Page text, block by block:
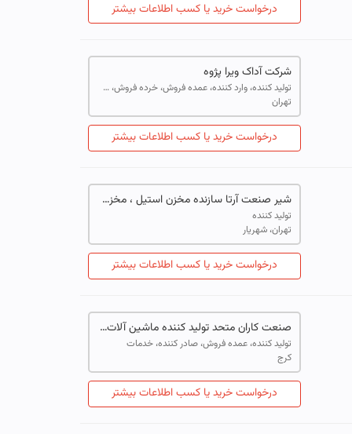
درخواست خرید یا کسب اطلاعات بیشتر
شرکت آداک ویرا پژوه
تولید کننده، وارد کننده، عمده فروش، خرده فروش، خدمات
تهران
درخواست خرید یا کسب اطلاعات بیشتر
شیر صنعت آرتا سازنده مخزن استیل ، مخزن پروسس تانک ، میکسر هموژنایزر تحت خلاء و مخازن ذخیره آب
تولید کننده
تهران، شهریار
درخواست خرید یا کسب اطلاعات بیشتر
صنعت کاران متحد تولید کننده ماشین آلات بسته بندی
تولید کننده، عمده فروش، صادر کننده، خدمات
کرج
درخواست خرید یا کسب اطلاعات بیشتر